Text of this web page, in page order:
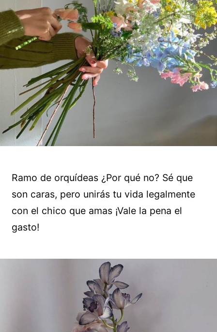
Ramo de orquídeas ¿Por qué no? Sé que
son caras, pero unirás tu vida legalmente
con el chico que amas ¡Vale la pena el
gasto!